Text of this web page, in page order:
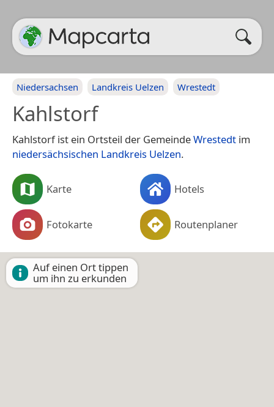
Niedersachsen Landkreis Uelzen Wrestedt
Kahlstorf
Kahlstorf ist ein Ortsteil der GemeindeWrestedt im
niedersächsischen Landkreis Uelzen.
Karte Hotels
Fotokarte Routenplaner
Auf einen Ort tippen
um ihn zu erkunden